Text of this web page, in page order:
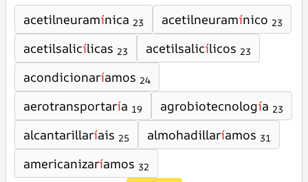
acetilneuramínica 23 acetilneuramínico 23
acetilsalicílicas 23 acetilsalicílicos 23
acondicionaríamos 24
aerotransportaría 19 agrobiotecnología 23
alcantarillaríais 25 almohadillaríamos 31
americanizaríamos 32